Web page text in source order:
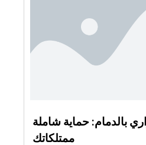
بالدمام: حماية شاملة
ممتلكاتك